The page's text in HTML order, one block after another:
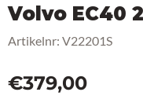
Volvo EC40
Artikelnr: V22201S
€379,00